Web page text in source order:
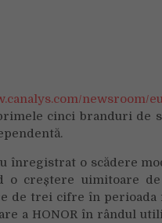
newsroom/
cinci branduri de
o scădere
creștere uimitoare de
de trei cifre în perioada
a HONOR în rândul